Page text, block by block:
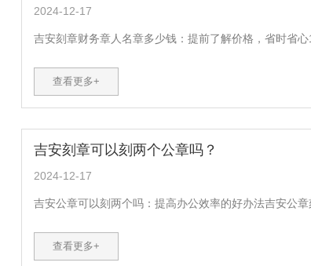
2024-12-17
吉安刻章财务章人名章多少钱：提前了解价格，省时省心
查看更多+
吉安刻章可以刻两个公章吗？
2024-12-17
吉安公章可以刻两个吗：提高办公效率的好办法吉安公章
查看更多+